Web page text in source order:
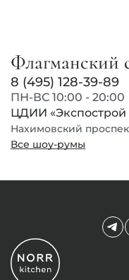
Флагманский
8 (495) 128-39-89
ПН-ВС 10:00 - 20:00
ЦДИИ
Нахимовский
Все шоу-румы